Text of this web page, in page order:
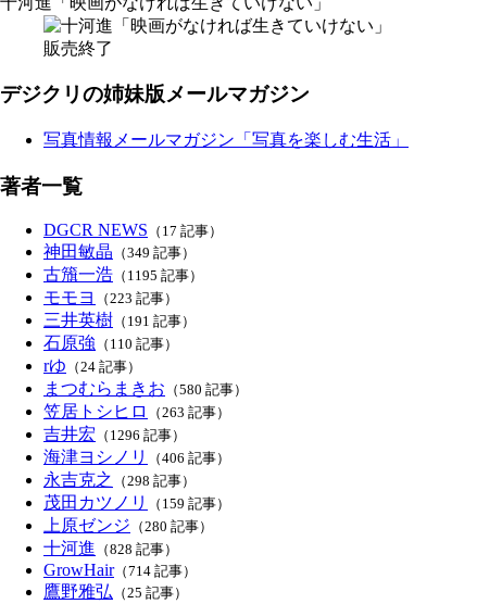
販売終了
デジクリの姉妹版メールマガジン
写真情報メールマガジン「写真を楽しむ生活」
著者一覧
DGCR NEWS （17 記事）
神田敏晶 （349 記事）
古籏一浩 （1195 記事）
モモヨ （223 記事）
三井英樹 （191 記事）
石原強 （110 記事）
rゆ （24 記事）
まつむらまきお （580 記事）
笠居トシヒロ （263 記事）
吉井宏 （1296 記事）
海津ヨシノリ （406 記事）
永吉克之 （298 記事）
茂田カツノリ （159 記事）
上原ゼンジ （280 記事）
十河進 （828 記事）
GrowHair（714 記事）
鷹野雅弘 （25 記事）